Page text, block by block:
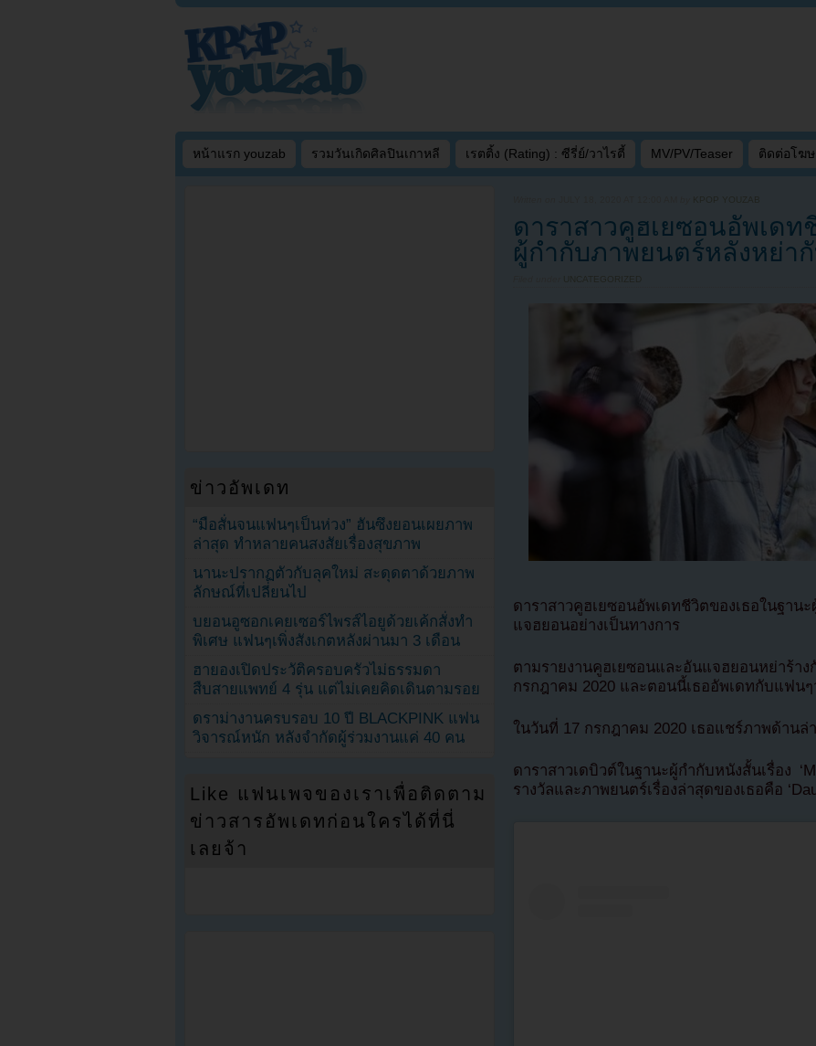
หน้าแรก youzab รวมวันเกิดศิลปินเกาหลี เรตติ้ง (Rating) : ซีรี่ย์/วาไรตี้ MV/PV/Teaser ติดต่อโฆ
KPOP YOUZAB
ดาราสาวคูฮเยซอนอัพเดท
ผู้กำกับภาพยนตร์หลังหย่า
UNCATEGORIZED
ดาราสาวคูฮเยซอนอัพเดทชีวิตของเธอในฐาน
แจฮยอนอย่างเป็นทางการ
ตามรายงานคูฮเยซอนและอันแจฮยอนหย่าร้า
กรกฎาคม 2020 และตอนนี้เธออัพเดทกับแฟนๆ
ในวันที่ 17 กรกฎาคม 2020 เธอแชร์ภาพด้านล่
ดาราสาวเดบิวต์ในฐานะผู้กำกับหนังสั้นเรื่อง
รางวัลและภาพยนตร์เรื่องล่าสุดของเธอคือ
ข่าวอัพเดท
“มือสั่นจนแฟนๆเป็นห่วง” ฮันซึงยอนเผยภาพ
ล่าสุด ทำหลายคนสงสัยเรื่องสุขภาพ
นานะปรากฏตัวกับลุคใหม่ สะดุดตาด้วยภาพ
ลักษณ์ที่เปลี่ยนไป
บยอนอูซอกเคยเซอร์ไพรส์ไอยูด้วยเค้กสั่งทำ
พิเศษ แฟนๆเพิ่งสังเกตหลังผ่านมา 3 เดือน
ฮายองเปิดประวัติครอบครัวไม่ธรรมดา
สืบสายแพทย์ 4 รุ่น แต่ไม่เคยคิดเดินตามรอย
ดราม่างานครบรอบ 10 ปี BLACKPINK แฟน
วิจารณ์หนัก หลังจำกัดผู้ร่วมงานแค่ 40 คน
Like แฟนเพจของเราเพื่อติดตาม
ข่าวสารอัพเดทก่อนใครได้ที่นี่
เลยจ้า